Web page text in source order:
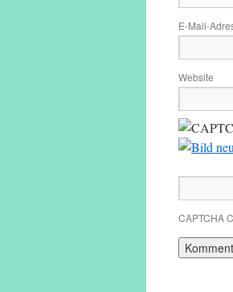
E-Mail-
Website
CAPTCHA